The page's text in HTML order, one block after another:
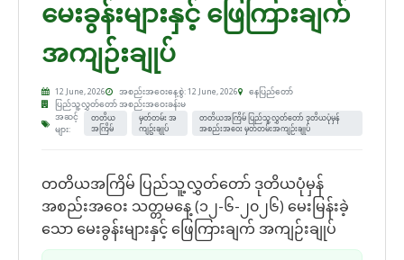
မေးခွန်းများနှင့် ဖြေကြားချက်
အကျဉ်းချုပ်
12 June, 2026 အစည်းအဝေးနေ့စွဲ: 12 June, 2026
နေပြည်တော်
ပြည်သူ့လွှတ်တော် အစည်းအဝေးခန်းမ
အဆင့်
များ:
တတိယ
အကြိမ်
မှတ်တမ်း အ
ကျဥ်းချုပ်
တတိယအကြိမ် ပြည်သူ့လွှတ်တော် ဒုတိယပုံမှန်
အစည်းအဝေး မှတ်တမ်းအကျဉ်းချုပ်
တတိယအကြိမ် ပြည်သူ့လွှတ်တော် ဒုတိယပုံမှန်
အစည်းအဝေး သတ္တမနေ့ (၁၂-၆-၂၀၂၆) မေးမြန်းခဲ့
သော မေးခွန်းများနှင့် ဖြေကြားချက် အကျဉ်းချုပ်